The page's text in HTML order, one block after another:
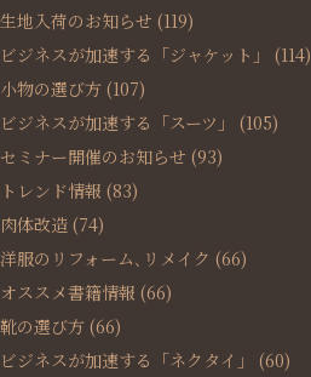
生地入荷のお知らせ (119)
ビジネスが加速する「ジャケット」
(114)
小物の選び方 (107)
ビジネスが加速する「スーツ」
(105)
セミナー開催のお知らせ (93)
トレンド情報 (83)
肉体改造 (74)
洋服のリフォーム､リメイク (66)
オススメ書籍情報 (66)
靴の選び方 (66)
ビジネスが加速する「ネクタイ」
(60)